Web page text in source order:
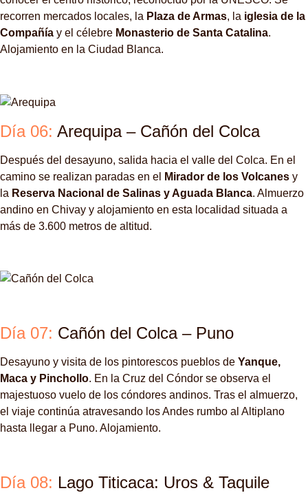
recorren mercados locales, la Plaza de Armas, la iglesia de la
Compañía y el célebre Monasterio de Santa Catalina.
Alojamiento en la Ciudad Blanca.
Día 06: Arequipa – Cañón del Colca
Después del desayuno, salida hacia el valle del Colca. En el
camino se realizan paradas en el
Mirador de los Volcanes y
la Reserva Nacional de Salinas y Aguada Blanca. Almuerzo
andino en Chivay y alojamiento en esta localidad situada a
más de 3.600 metros de altitud.
Día 07: Cañón del Colca – Puno
Desayuno y visita de los pintorescos pueblos de Yanque,
Maca y Pinchollo. En la Cruz del Cóndor se observa el
majestuoso vuelo de los cóndores andinos. Tras el almuerzo,
el viaje continúa atravesando los Andes rumbo al Altiplano
hasta llegar a Puno. Alojamiento.
Día 08: Lago Titicaca: Uros & Taquile